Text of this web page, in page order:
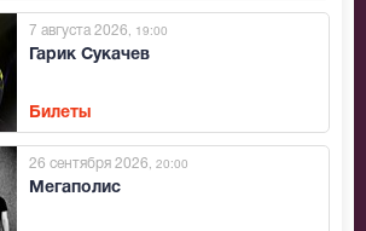
Гарик Сукачев
7 августа 2026 , 19:00
Билеты
Мегаполис
26 сентября 2026 , 20:00